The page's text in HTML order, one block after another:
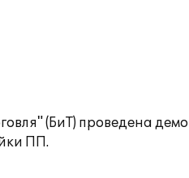
(БиТ) проведена
ПП.